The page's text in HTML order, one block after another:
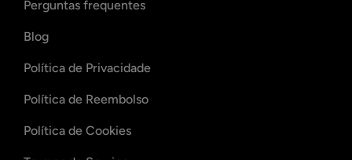
Perguntas frequentes
Blog
Política de Privacidade
Política de Reembolso
Política de Cookies